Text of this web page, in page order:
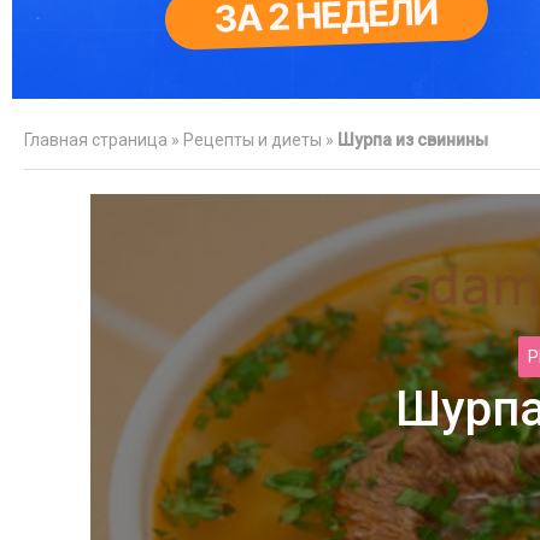
Главная страница » Рецепты и диеты » Шурпа из свинины
Спальное